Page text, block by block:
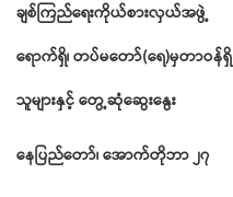
ချစ်ကြည်ရေးကိုယ်စားလှယ်အဖွဲ့
ရောက်ရှိ၊ တပ်မတော်(ရေ)မှတာဝန်ရှိ
သူများနှင့် တွေ့ဆုံဆွေးနွေး
နေပြည်တော်၊ အောက်တိုဘာ ၂၇